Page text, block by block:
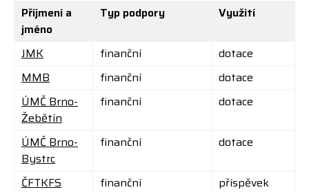
Příjmení a
jméno
Typ podpory Využití
JMK finanční
dotace
MMB
finanční
dotace
ÚMČ Brno-
Žebětín
finanční dotace
ÚMČ Brno-
Bystrc
finanční dotace
ČFTKFS finanční
příspěvek